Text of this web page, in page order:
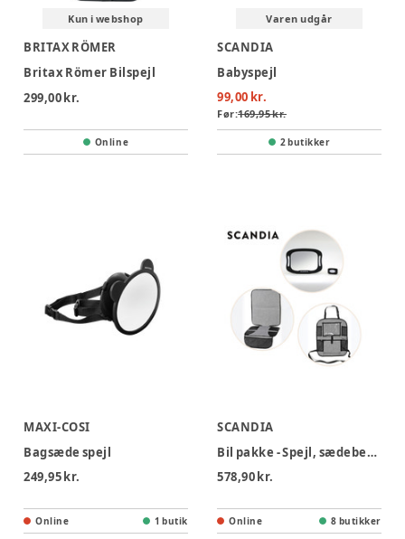
Kun i webshop
BRITAX RÖMER
Britax Römer Bilspejl
299,00 kr.
Online
Varen udgår
SCANDIA
Babyspejl
99,00 kr.
Før:169,95 kr.
2 butikker
MAXI-COSI
Bagsæde spejl
249,95 kr.
Online 1 butik
SCANDIA
Bil pakke - Spejl, sædebeskytter og organizer
578,90 kr.
Online 8 butikker